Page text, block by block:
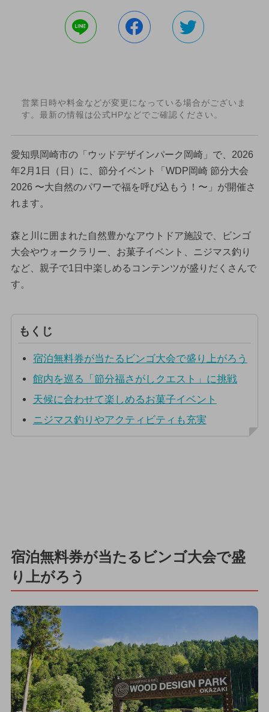
営業日時や料金などが変更になっている場合がございま
す。最新の情報は公式HPなどでご確認ください。
愛知県岡崎市の「ウッドデザインパーク岡崎」で、2026
年2月1日（日）に、節分イベント「WDP岡崎 節分大会
2026 〜大自然のパワーで福を呼び込もう！〜」が開催さ
れます。
森と川に囲まれた自然豊かなアウトドア施設で、ビンゴ
大会やウォークラリー、お菓子イベント、ニジマス釣り
など、親子で1日中楽しめるコンテンツが盛りだくさんで
す。
もくじ
宿泊無料券が当たるビンゴ大会で盛り上がろう
館内を巡る「節分福さがしクエスト」に挑戦
天候に合わせて楽しめるお菓子イベント
ニジマス釣りやアクティビティも充実
宿泊無料券が当たるビンゴ大会で盛
り上がろう